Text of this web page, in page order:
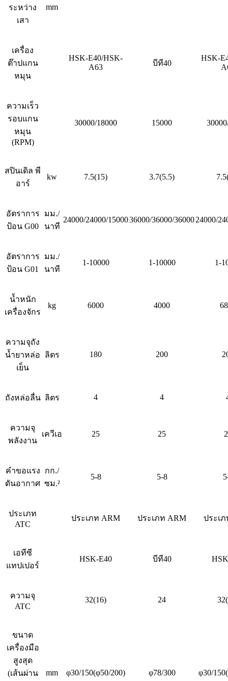
ระหว่าง
เสา
mm
เครื่อง
ต๊าปแกน
หมุน
HSK-E40/HSK-
A63
บีที40
HSK-
ความเร็ว
รอบแกน
หมุน
(RPM)
30000/18000 15000
สปินเดิล พี
อาร์
kw 7.5(15) 3.7(5.5)
อัตราการ
ป้อน G00
มม./
นาที
24000/24000/1500036000/36000/3600024000/
อัตราการ
ป้อน G01
มม./
นาที
1-10000 1-10000 1-
น้ำหนัก
เครื่องจักร
kg 6000 4000
ความจุถัง
น้ำยาหล่อ
เย็น
ลิตร 180 200
ถังหล่อลื่น ลิตร 4 4
ความจุ
พลังงาน
เควีเอ 25 25
คำขอแรง
ดันอากาศ
กก./
ซม.²
5-8 5-8
ประเภท
ATC
ประเภท ARM ประเภท ARM ประเ
เอทีซี
แทปเปอร์
HSK-E40 บีที40
ความจุ
ATC
32(16) 24
ขนาด
เครื่องมือ
สูงสุด
(เส้นผ่าน
mm φ30/150(φ50/200) φ78/300 φ30/